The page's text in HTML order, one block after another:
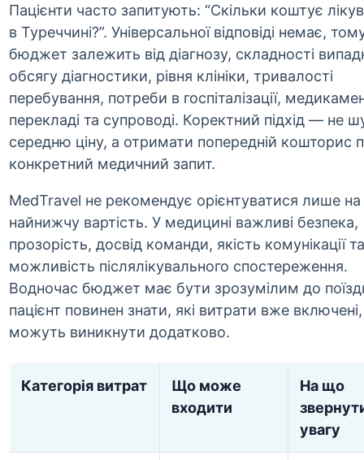
Пацієнти часто запитують: “Скільки коштує
в Туреччині?”. Універсальної відповіді немає,
бюджет залежить від діагнозу, складності
обсягу діагностики, рівня клініки, тривалості
перебування, потреби в госпіталізації,
перекладі та супроводі. Коректний підхід — не
середню ціну, а отримати попередній кошторис
конкретний медичний запит.
MedTravel не рекомендує орієнтуватися лише на
найнижчу вартість. У медицині важливі безпека,
прозорість, досвід команди, якість комунікації та
можливість післялікувального спостереження.
Водночас бюджет має бути зрозумілим до
пацієнт повинен знати, які витрати вже включені,
можуть виникнути додатково.
Категорія витрат
Що може
входити
На що
увагу